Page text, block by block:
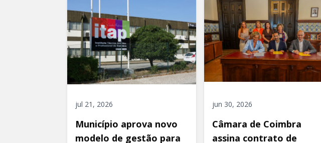
jul 21, 2026
Município aprova novo
modelo de gestão para
jun 30, 2026
Câmara de Coimbra
assina contrato de